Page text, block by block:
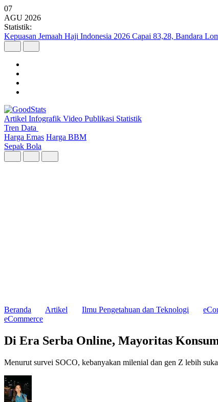
07
AGU 2026
Statistik:
Kepuasan Jemaah Haji Indonesia 2026 Capai 83,28, Bandara
Artikel Infografik Video Publikasi Statistik
Tren Data
Harga Emas Harga BBM
Sepak Bola
Beranda Artikel Ilmu Pengetahuan dan Teknologi
eCommerce
Di Era Serba Online, Mayoritas
Menurut survei SOCO, kebanyakan milenial dan gen Z lebih